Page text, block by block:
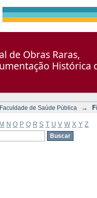
de Obras Raras,
Histórica
de Saúde Pública →
M N O P Q R S T U V W X Y Z